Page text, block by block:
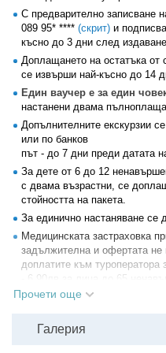
С предварително записване
089 95* **** (скрит) и
късно до 3 дни след
Доплащането на остатъка от
се извърши най-късно до 14
Един ваучер е за един
настанени двама
Допълнителните екскурзии
или по банков
път - до 7 дни преди датата
За дете от 6 до 12
с двама възрастни, се
стойността на пакета.
За единично настаняване се
Медицинската застраховка
задължителна и офертата
доплатите към туроператора
- 6.90лв за лица до 65
- 13.80лв за лица от 65 до 75
Ако застраховката не е
клиентите трябва да
Прочети още
Галерия